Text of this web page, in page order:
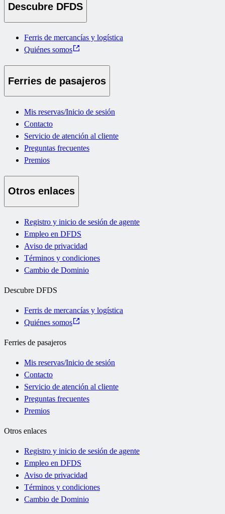
Descubre DFDS
Ferris de mercancías y logística
Quiénes somos
Ferries de pasajeros
Mis reservas/Inicio de sesión
Contacto
Servicio de atención al cliente
Preguntas frecuentes
Premios
Otros enlaces
Registro y inicio de sesión de agente
Empleo en DFDS
Aviso de privacidad
Términos y condiciones
Cambio de Dominio
Descubre DFDS
Ferris de mercancías y logística
Quiénes somos
Ferries de pasajeros
Mis reservas/Inicio de sesión
Contacto
Servicio de atención al cliente
Preguntas frecuentes
Premios
Otros enlaces
Registro y inicio de sesión de agente
Empleo en DFDS
Aviso de privacidad
Términos y condiciones
Cambio de Dominio